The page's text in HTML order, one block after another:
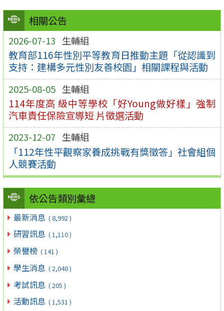
相關公告
2026-07-13 生輔組
教育部116年性別平等教育日推動主題「從認識到
支持：建構多元性別友善校園」相關課程與活動
2025-08-05 生輔組
114年度高 級中等學校「好Young做好樣」強制
汽車責任保險宣導短 片徵選活動
2023-12-07 生輔組
「112年性平觀察家養成挑戰有獎徵答」社會組個
人競賽活動
依公告類別彙總
最新消息 ( 8,992 )
研習訊息 ( 1,110 )
榮譽榜 ( 141 )
學生消息 ( 2,048 )
考試訊息 ( 205 )
活動訊息 ( 1,531 )